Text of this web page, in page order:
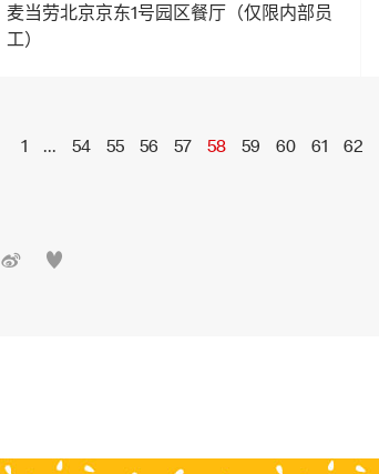
麦当劳北京京东1号园区餐厅（仅限内部员
工）
1 ... 54 55 56 57 58 59 60 61 62
 